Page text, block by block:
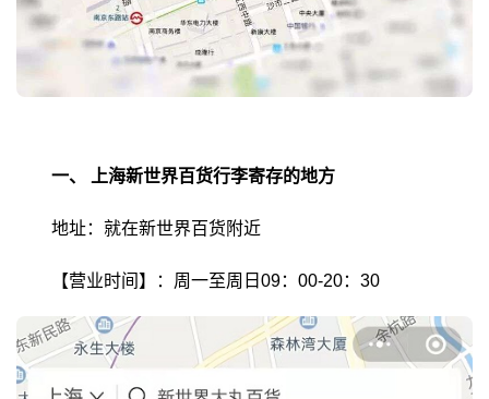
一、 上海新世界百货行李寄存的地方
地址：就在新世界百货附近
【营业时间】：周一至周日09：00-20：30